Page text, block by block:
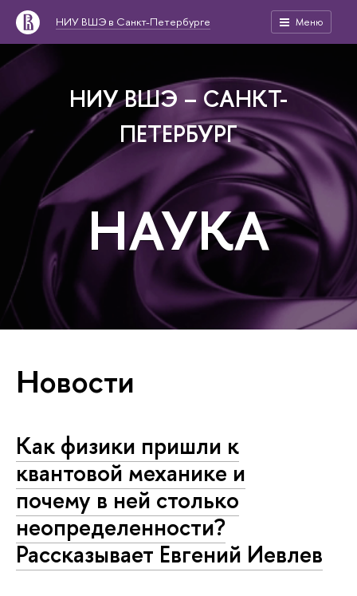
НИУ ВШЭ в Санкт-Петербурге Меню
НИУ ВШЭ – САНКТ-
ПЕТЕРБУРГ
НАУКА
Новости
Как физики пришли к
квантовой механике и
почему в ней столько
неопределенности?
Рассказывает Евгений Иевлев